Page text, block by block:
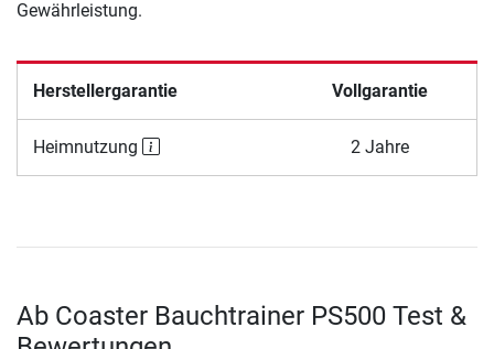
Gewährleistung.
Herstellergarantie Vollgarantie
Heimnutzung 2 Jahre
Ab Coaster Bauchtrainer PS500 Test &